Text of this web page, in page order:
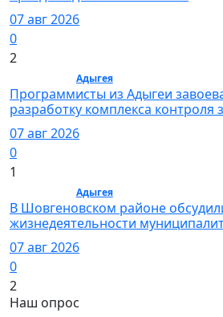
07 авг 2026
0
2
Адыгея/ Общество
Программисты из Адыгеи
разработку комплекса контроля
07 авг 2026
0
1
Адыгея/ Общество
В Шовгеновском районе
жизнедеятельности
07 авг 2026
0
2
Наш опрос